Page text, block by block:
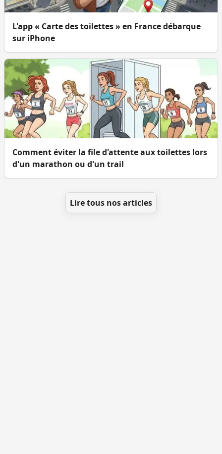
L'app « Carte des toilettes » en France débarque
sur iPhone
Comment éviter la file d'attente aux toilettes lors
d'un marathon ou d'un trail
Lire tous nos articles